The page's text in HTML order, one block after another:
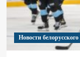
Новости